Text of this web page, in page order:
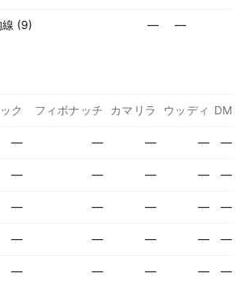
線 (9) — —
ク フィボナッチ カマリラ ウッディ DM
— — — — —
— — — — —
— — — — —
— — — — —
— — — — —